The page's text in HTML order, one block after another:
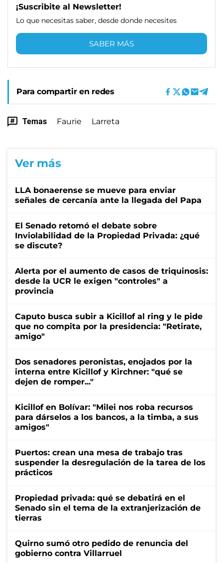
¡Suscribite al Newsletter!
Lo que necesitas saber, desde donde necesites
SABER MÁS
Para compartir en redes
Temas Faurie Larreta
Ver más
LLA bonaerense se mueve para enviar
señales de cercanía ante la llegada del Papa
El Senado retomó el debate sobre
Inviolabilidad de la Propiedad Privada: ¿qué
se discute?
Alerta por el aumento de casos de triquinosis:
desde la UCR le exigen "controles" a
provincia
Caputo busca subir a Kicillof al ring y le pide
que no compita por la presidencia: "Retirate,
amigo"
Dos senadores peronistas, enojados por la
interna entre Kicillof y Kirchner: "qué se
dejen de romper..."
Kicillof en Bolívar: "Milei nos roba recursos
para dárselos a los bancos, a la timba, a sus
amigos"
Puertos: crean una mesa de trabajo tras
suspender la desregulación de la tarea de los
prácticos
Propiedad privada: qué se debatirá en el
Senado sin el tema de la extranjerización de
tierras
Quirno sumó otro pedido de renuncia del
gobierno contra Villarruel